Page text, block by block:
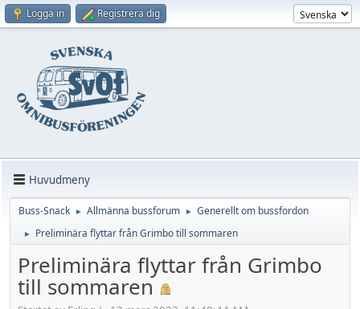
Logga in Registrera dig
Huvudmeny
Buss-Snack ► Allmänna bussforum ► Generellt om bussfordon
► Preliminära flyttar från Grimbo till sommaren
Preliminära flyttar från Grimbo
till sommaren